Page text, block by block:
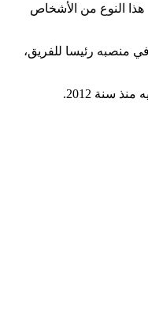
النوع من الأشخاص
منصبه رئيسا للفريق،